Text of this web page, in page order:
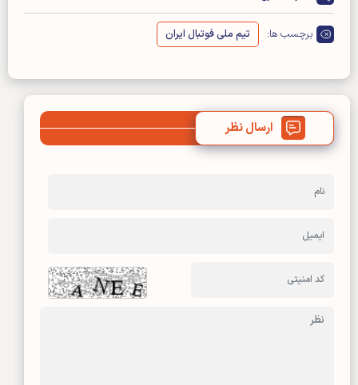
برچسب ها: تیم ملی فوتبال ایران
ارسال نظر